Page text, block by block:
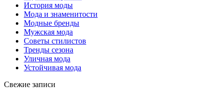
История моды
Мода и знаменитости
Модные бренды
Мужская мода
Советы стилистов
Тренды сезона
Уличная мода
Устойчивая мода
Свежие записи